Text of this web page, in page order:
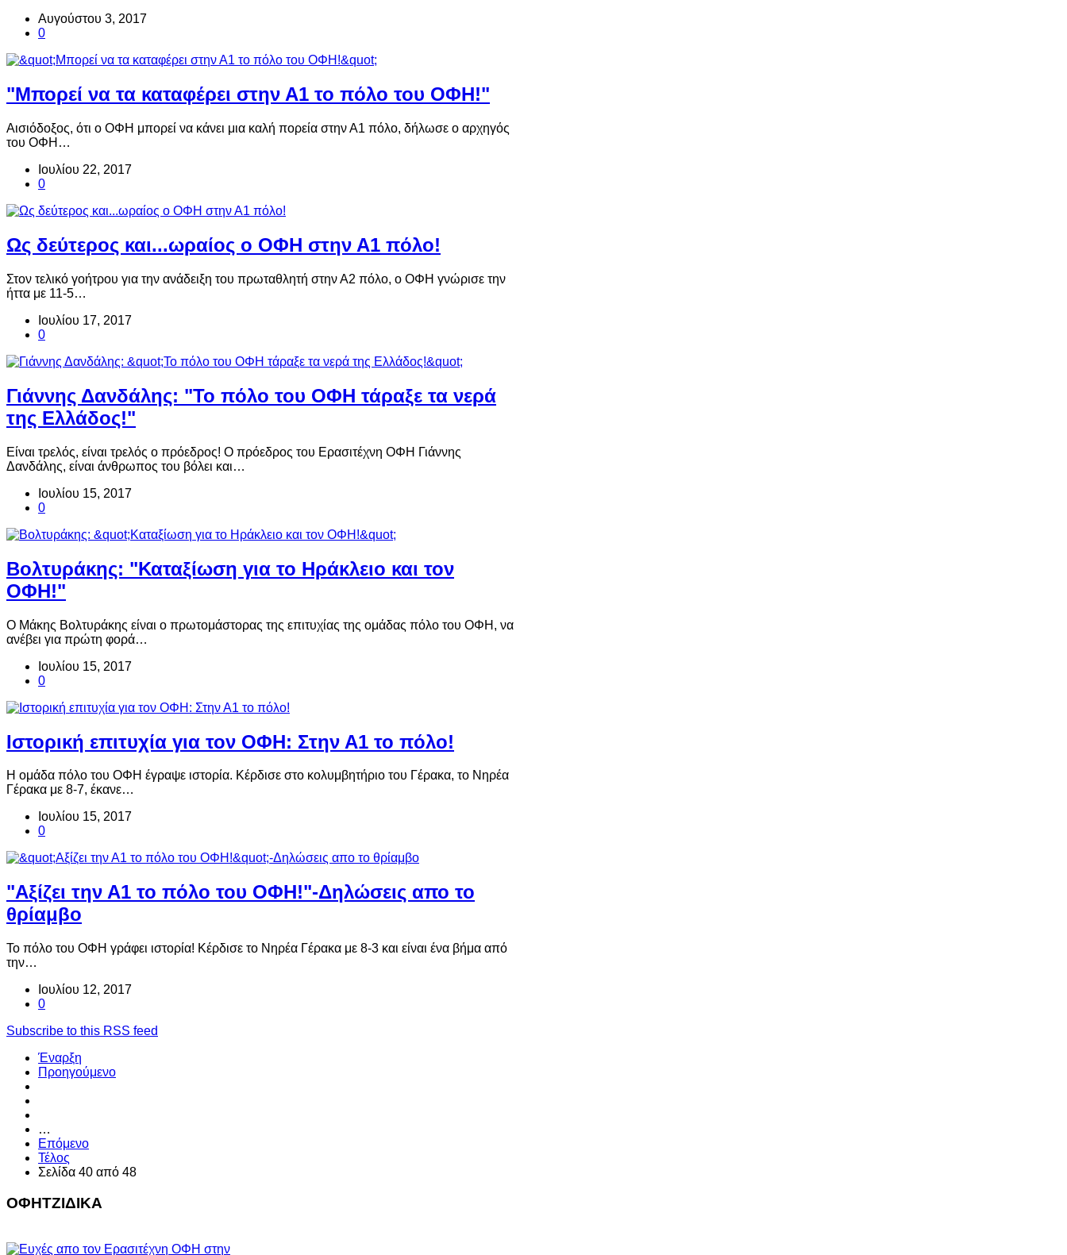
Αυγούστου 3, 2017
0
"Μπορεί να τα καταφέρει στην Α1 το πόλο του ΟΦΗ!"
Αισιόδοξος, ότι ο ΟΦΗ μπορεί να κάνει μια καλή πορεία στην Α1 πόλο, δήλωσε ο αρχηγός
του ΟΦΗ…
Ιουλίου 22, 2017
0
Ως δεύτερος και...ωραίος ο ΟΦΗ στην Α1 πόλο!
Στον τελικό γοήτρου για την ανάδειξη του πρωταθλητή στην Α2 πόλο, ο ΟΦΗ γνώρισε την
ήττα με 11-5…
Ιουλίου 17, 2017
0
Γιάννης Δανδάλης: "Το πόλο του ΟΦΗ τάραξε τα νερά
της Ελλάδος!"
Είναι τρελός, είναι τρελός ο πρόεδρος! Ο πρόεδρος του Ερασιτέχνη ΟΦΗ Γιάννης
Δανδάλης, είναι άνθρωπος του βόλει και…
Ιουλίου 15, 2017
0
Βολτυράκης: "Καταξίωση για το Ηράκλειο και τον
ΟΦΗ!"
Ο Μάκης Βολτυράκης είναι ο πρωτομάστορας της επιτυχίας της ομάδας πόλο του ΟΦΗ, να
ανέβει για πρώτη φορά…
Ιουλίου 15, 2017
0
Ιστορική επιτυχία για τον ΟΦΗ: Στην Α1 το πόλο!
Η ομάδα πόλο του ΟΦΗ έγραψε ιστορία. Κέρδισε στο κολυμβητήριο του Γέρακα, το Νηρέα
Γέρακα με 8-7, έκανε…
Ιουλίου 15, 2017
0
"Αξίζει την Α1 το πόλο του ΟΦΗ!"-Δηλώσεις απο το
θρίαμβο
Το πόλο του ΟΦΗ γράφει ιστορία! Κέρδισε το Νηρέα Γέρακα με 8-3 και είναι ένα βήμα από
την…
Ιουλίου 12, 2017
0
Subscribe to this RSS feed
Έναρξη
Προηγούμενο
…
Επόμενο
Τέλος
Σελίδα 40 από 48
ΟΦΗΤΖΙΔΙΚΑ